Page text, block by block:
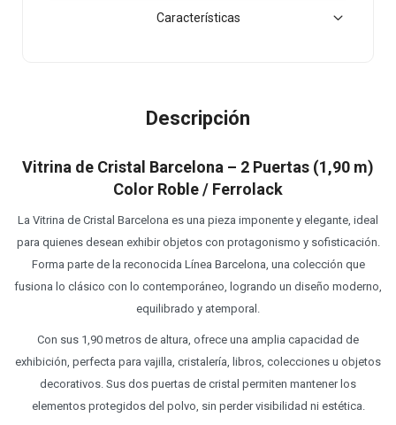
Características
Descripción
Vitrina de Cristal Barcelona – 2 Puertas (1,90 m)
Color Roble / Ferrolack
La Vitrina de Cristal Barcelona es una pieza imponente y elegante, ideal
para quienes desean exhibir objetos con protagonismo y sofisticación.
Forma parte de la reconocida Línea Barcelona, una colección que
fusiona lo clásico con lo contemporáneo, logrando un diseño moderno,
equilibrado y atemporal.
Con sus 1,90 metros de altura, ofrece una amplia capacidad de
exhibición, perfecta para vajilla, cristalería, libros, colecciones u objetos
decorativos. Sus dos puertas de cristal permiten mantener los
elementos protegidos del polvo, sin perder visibilidad ni estética.